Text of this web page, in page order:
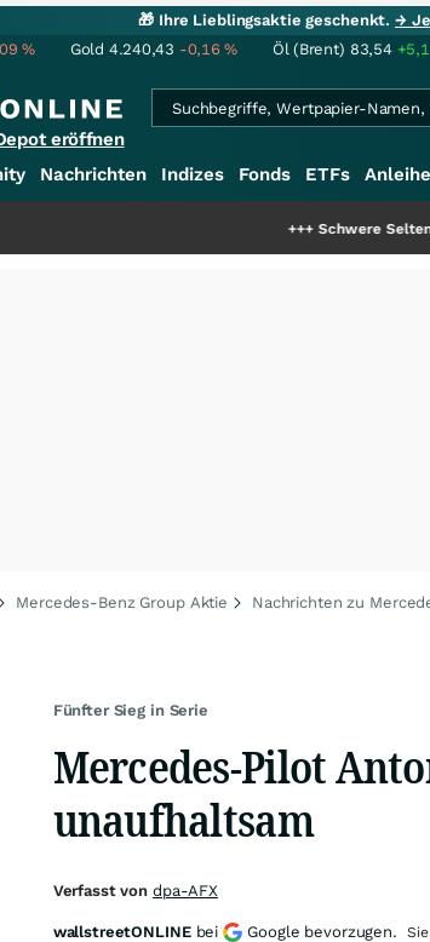
🎁 Ihre Lieblingsaktie geschenkt.→
% Gold 4.240,43 -0,16% Öl (Brent) 83,54
eröffnen
Nachrichten Indizes Fonds ETFs
Schwere Seltene Erden:
Mercedes-Benz Group Aktie Nachrichten zu
Fünfter Sieg in Serie
Mercedes-Pilot
unaufhaltsam
Verfasst von dpa-AFX
wallstreetONLINE bei Google bevorzugen.